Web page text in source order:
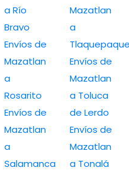
a Río
Bravo
Envíos de
Mazatlan
a
Rosarito
Envíos de
Mazatlan
a
Salamanca
Mazatlan
a
Envíos de
Mazatlan
a Toluca
de Lerdo
Envíos de
Mazatlan
a Tonalá